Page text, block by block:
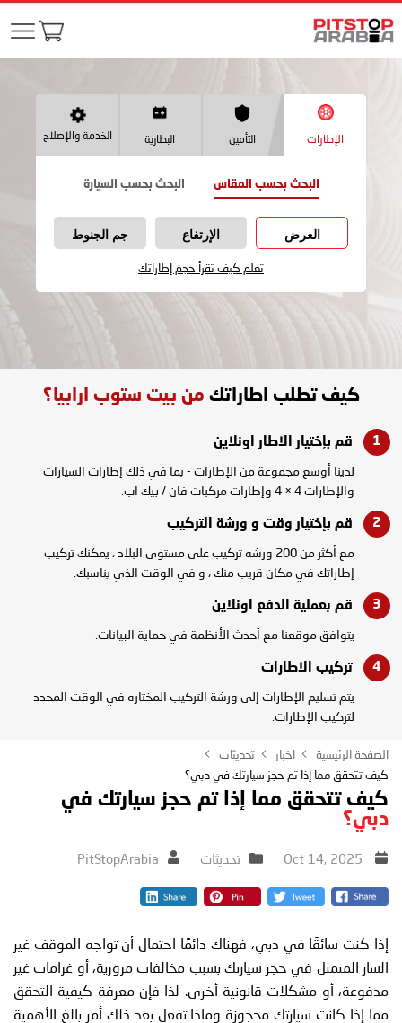
الإطارات التأمين البطارية الخدمة والإصلاح
البحث بحسب المقاس البحث بحسب السيارة
العرض الإرتفاع جم الجنوط
تعلم كيف تقرأ حجم إطاراتك
كيف تطلب اطاراتك من بيت ستوب ارابيا؟
قم بإختيار الاطار اونلاين
لدينا أوسع مجموعة من الإطارات - بما في ذلك إطارات السيارات
والإطارات 4 × 4 وإطارات مركبات فان / بيك آب.
قم بإختيار وقت و ورشة التركيب
مع أكثر من 200 ورشه تركيب على مستوى البلاد ، يمكنك تركيب
إطاراتك في مكان قريب منك ، و في الوقت الذي يناسبك.
قم بعملية الدفع اونلاين
يتوافق موقعنا مع أحدث الأنظمة في حماية البيانات.
تركيب الاطارات
يتم تسليم الإطارات إلى ورشة التركيب المختاره في الوقت المحدد
لتركيب الإطارات.
الصفحة الرئيسية اخبار
تحديثات
كيف تتحقق مما إذا تم حجز سيارتك في دبي؟
كيف تتحقق مما إذا تم حجز سيارتك في
دبي؟
تحديثات PitStopArabia
إذا كنت سائقًا في دبي، فهناك دائمًا احتمال أن تواجه الموقف غير
السار المتمثل في حجز سيارتك بسبب مخالفات مرورية، أو غرامات غير
مدفوعة، أو مشكلات قانونية أخرى. لذا فإن معرفة كيفية التحقق
مما إذا كانت سيارتك محجوزة وماذا تفعل بعد ذلك أمر بالغ الأهمية